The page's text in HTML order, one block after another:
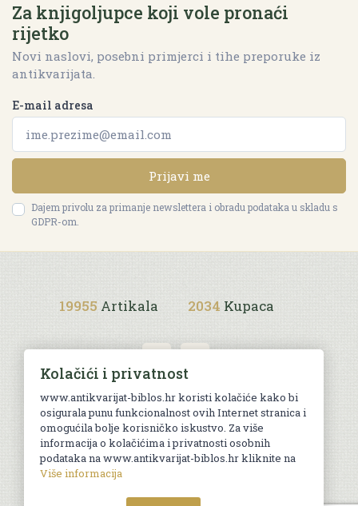
Za knjigoljupce koji vole pronaći
rijetko
Novi naslovi, posebni primjerci i tihe preporuke iz
antikvarijata.
E-mail adresa
Prijavi me
Dajem privolu za primanje newslettera i obradu podataka u skladu s
GDPR-om.
19955 Artikala 2034 Kupaca
Uvjeti kupnje
© Sva prava pridržana. Web by
Kolačići i privatnost
www.antikvarijat-biblos.hr koristi kolačiće kako bi
osigurala punu funkcionalnost ovih Internet stranica i
omogućila bolje korisničko iskustvo. Za više
informacija o kolačićima i privatnosti osobnih
podataka na www.antikvarijat-biblos.hr kliknite na
Više informacija